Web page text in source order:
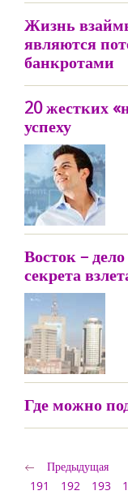
Жизнь
являются
банкротами
20 жестких
успеху
Восток –
секрета
Где можно
Предыдущая
191
192 193